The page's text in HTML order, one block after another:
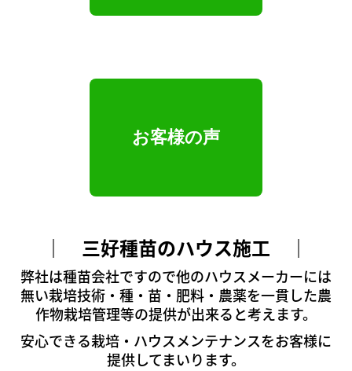
お客様の声
｜ 三好種苗のハウス施工 ｜
弊社は種苗会社ですので他のハウスメーカーには
無い栽培技術・種・苗・肥料・農薬を一貫した農
作物栽培管理等の提供が出来ると考えます。
安心できる栽培・ハウスメンテナンスをお客様に
提供してまいります。